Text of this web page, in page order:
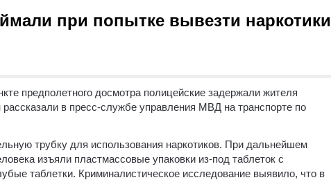
при попытке вывезти наркотики
предполетного досмотра полицейские задержали жителя
в пресс-службе управления МВД на транспорте по
трубку для использования наркотиков. При дальнейшем
изъяли пластмассовые упаковки из-под таблеток с
таблетки. Криминалистическое исследование выявило, что в